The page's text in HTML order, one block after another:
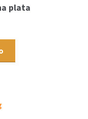
plata